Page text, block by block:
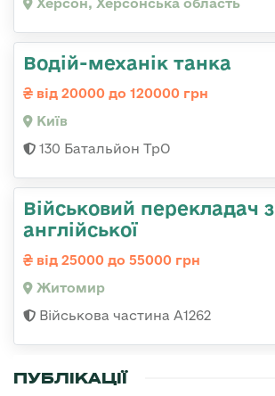
Херсон, Херсонська область
Водій-механік танка
від 20000 до 120000 грн
Київ
130 Батальйон ТрО
Військовий перекладач з
англійської
від 25000 до 55000 грн
Житомир
Військова частина А1262
ПУБЛІКАЦІЇ